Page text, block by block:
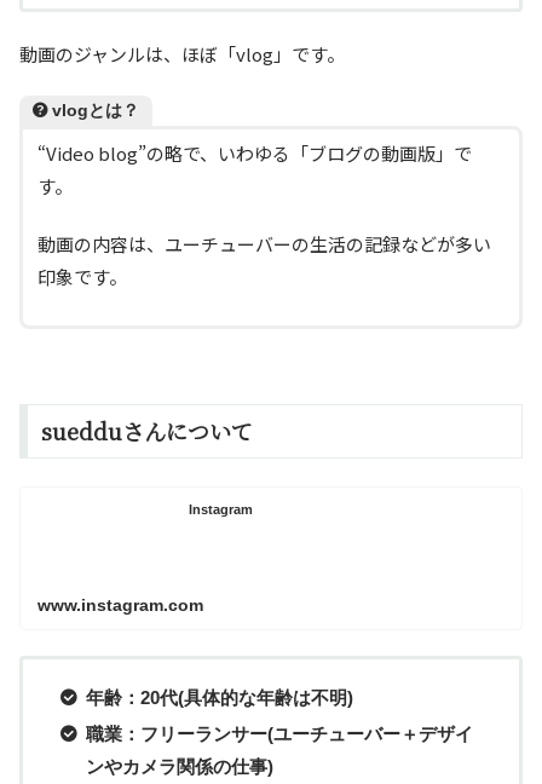
動画のジャンルは、ほぼ「vlog」です。
vlogとは？
“Video blog”の略で、いわゆる「ブログの動画版」で
す。
動画の内容は、ユーチューバーの生活の記録などが多い
印象です。
suedduさんについて
Instagram
www.instagram.com
年齢：20代(具体的な年齢は不明)
職業：フリーランサー(ユーチューバー＋デザイ
ンやカメラ関係の仕事)